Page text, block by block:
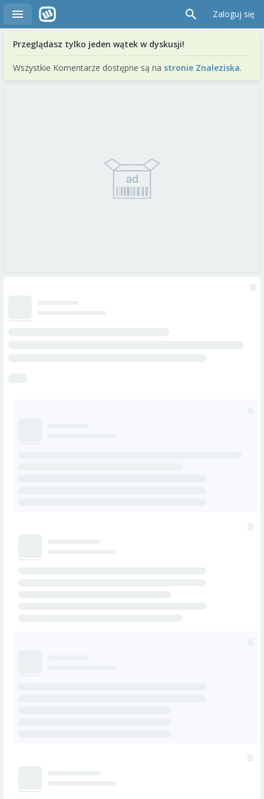
Zaloguj się
Przeglądasz tylko jeden wątek w dyskusji!
Wszystkie Komentarze dostępne są na stronie Znaleziska.